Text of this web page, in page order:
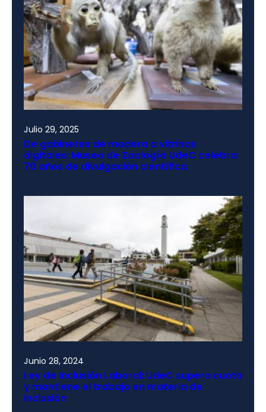
Julio 29, 2025
De gabinetes de madera a vitrinas
digitales: Museo de Zoología UdeC celebra
70 años de divulgación científica
Junio 28, 2024
Ley de Inclusión Laboral: UdeC supera cuota
y mantiene el trabajo en materia de
inclusión